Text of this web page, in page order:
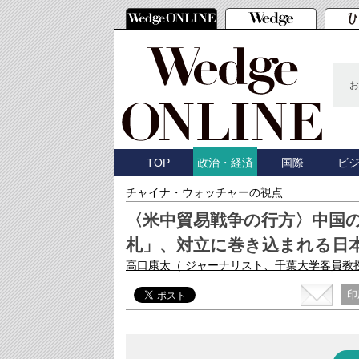
TOP 政治・経済 国際 ビ
チャイナ・ウォッチャーの視点
〈米中貿易戦争の行方〉中
札」、対立に巻き込まれる日
高口康太 （ ジャーナリスト、千葉大学客員教